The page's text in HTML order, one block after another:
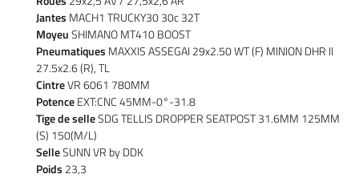
– Scooters
location
d’occasion
Services
votre véhicule
Actualités
Jantes MACH1 TRUCKY30 30c 32T
MoyeuSHIMANO MT410 BOOST
Pneumatiques MAXXIS ASSEGAI 29x2.50 WT (F) MINION DHR II
27.5x2.6 (R), TL
CintreVR 6061 780MM
PotenceEXT:CNC 45MM-0°-31.8
Tige de selleSDG TELLIS DROPPER SEATPOST 31.6MM 125MM
(S) 150(M/L)
SelleSUNN VR by DDK
Poids 23,3